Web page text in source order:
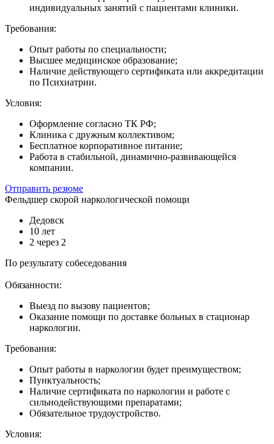
индивидуальных занятий с пациентами клиники.
Требования:
Опыт работы по специальности;
Высшее медицинское образование;
Наличие действующего сертификата или аккредитации
по Психиатрии.
Условия:
Оформление согласно ТК РФ;
Клиника с дружным коллективом;
Бесплатное корпоративное питание;
Работа в стабильной, динамично-развивающейся
компании.
Отправить резюме
Фельдшер скорой наркологической помощи
Дедовск
10 лет
2 через 2
По результату собеседования
Обязанности:
Выезд по вызову пациентов;
Оказание помощи по доставке больных в стационар
наркологии.
Требования:
Опыт работы в наркологии будет преимуществом;
Пунктуальность;
Наличие сертификата по наркологии и работе с
сильнодействующими препаратами;
Обязательное трудоустройство.
Условия: